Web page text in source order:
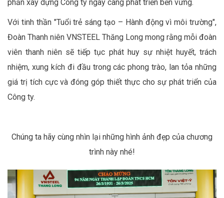
phần xây dựng Công ty ngày càng phát triển bền vững.
Với tinh thần "Tuổi trẻ sáng tạo – Hành động vì môi trường",
Đoàn Thanh niên VNSTEEL Thăng Long mong rằng mỗi đoàn
viên thanh niên sẽ tiếp tục phát huy sự nhiệt huyết, trách
nhiệm, xung kích đi đầu trong các phong trào, lan tỏa những
giá trị tích cực và đóng góp thiết thực cho sự phát triển của
Công ty.
Chúng ta hãy cùng nhìn lại những hình ảnh đẹp của chương
trình này nhé!